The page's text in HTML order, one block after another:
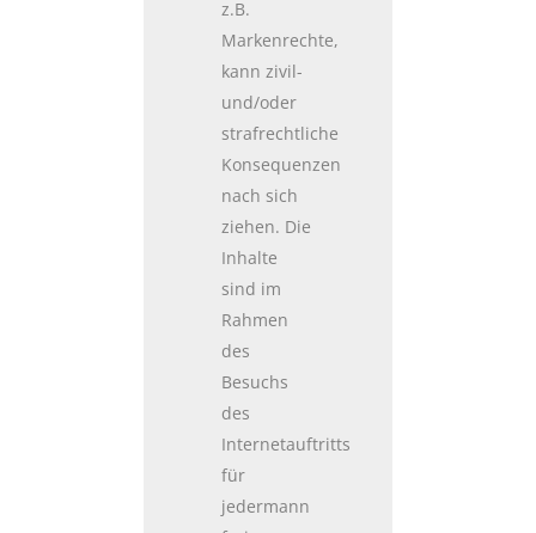
z.B.
Markenrechte,
kann zivil-
und/oder
strafrechtliche
Konsequenzen
nach sich
ziehen. Die
Inhalte
sind im
Rahmen
des
Besuchs
des
Internetauftritts
für
jedermann